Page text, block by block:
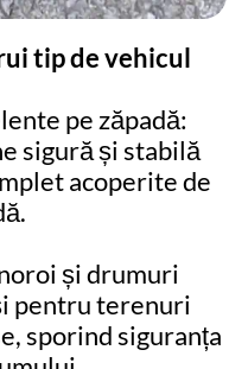
tip de vehicul
pe zăpadă:
sigură și stabilă
acoperite de
și drumuri
pentru terenuri
sporind siguranța